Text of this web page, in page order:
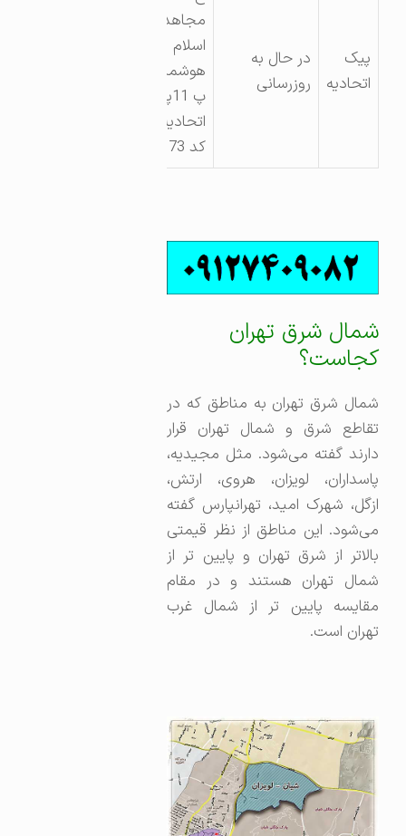
اتحادیه
در حال به
روزرسانی
مجاهدین
اسلام ک
هوشمند
پ 11پیک
اتحادیه
شمال شرق تهران
کجاست؟
شمال شرق تهران به مناطق که در
تقاطع شرق و شمال تهران قرار
دارند گفته می‌شود. مثل مجیدیه،
پاسداران،‌ لویزان،‌ هروی، ارتش،‌
ازگل، شهرک امید، تهرانپارس گفته
می‌شود. این مناطق از نظر قیمتی
بالاتر از شرق تهران و پایین تر از
شمال تهران هستند و در مقام
مقایسه پایین تر از شمال غرب
تهران است.